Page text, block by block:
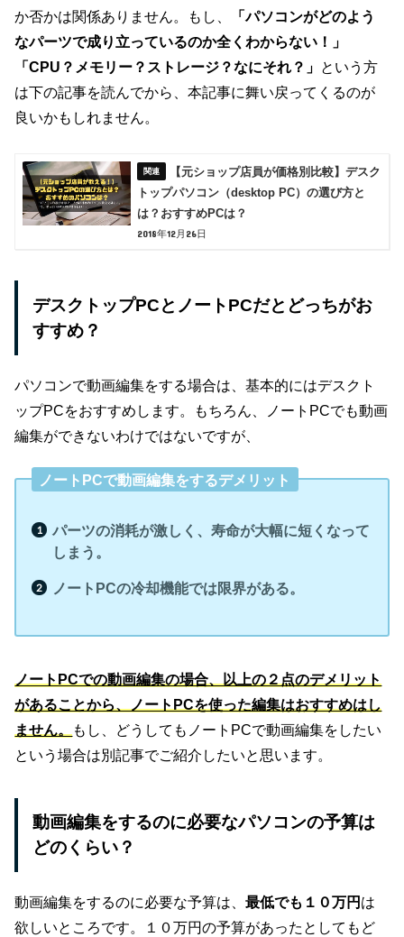
か否かは関係ありません。もし、
「パソコンがどのよう
なパーツで成り立っているのか全くわからない！」
「CPU？メモリー？ストレージ？なにそれ？」 という方
は下の記事を読んでから、本記事に舞い戻ってくるのが
良いかもしれません。
【元ショップ店員が価格別比較】デスク
トップパソコン（desktop PC）の選び方と
は？おすすめPCは？
2018年12月26日
デスクトップPCとノートPCだとどっちがお
すすめ？
パソコンで動画編集をする場合は、基本的にはデスクト
ップPCをおすすめします。もちろん、ノートPCでも動画
編集ができないわけではないですが、
ノートPCで動画編集をするデメリット
パーツの消耗が激しく、寿命が大幅に短くなって
しまう。
ノートPCの冷却機能では限界がある。
ノートPCでの動画編集の場合、以上の２点のデメリット
があることから、ノートPCを使った編集はおすすめはし
ません。
もし、どうしてもノートPCで動画編集をしたい
という場合は別記事でご紹介したいと思います。
動画編集をするのに必要なパソコンの予算は
どのくらい？
動画編集をするのに必要な予算は、最低でも１０万円 は
欲しいところです。１０万円の予算があったとしてもど